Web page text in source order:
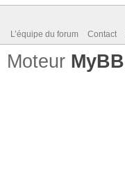
L’équipe du forum Contact
Moteur MyBB